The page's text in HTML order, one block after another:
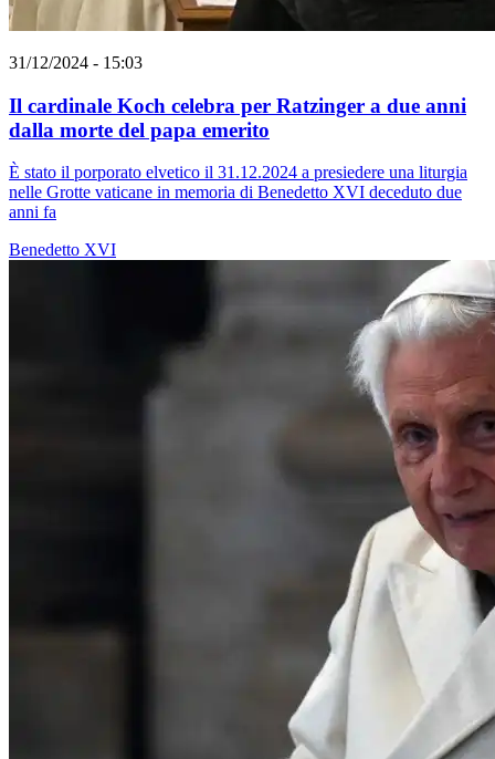
31/12/2024 - 15:03
Il cardinale Koch celebra per Ratzinger a due anni
dalla morte del papa emerito
È stato il porporato elvetico il 31.12.2024 a presiedere una liturgia
nelle Grotte vaticane in memoria di Benedetto XVI deceduto due
anni fa
Benedetto XVI